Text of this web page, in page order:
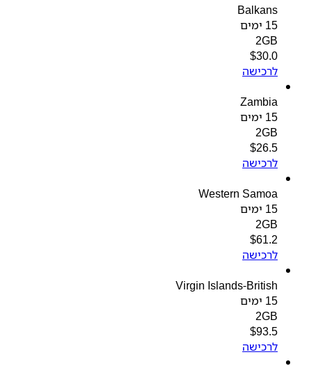
Balkans
2GB
$30.0
לרכישה
Zambia
2GB
$26.5
לרכישה
Western Samoa
2GB
$61.2
לרכישה
Virgin Islands-British
2GB
$93.5
לרכישה